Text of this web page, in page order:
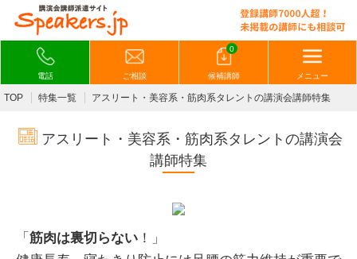
電話 ご相談
0
候補講師 メニュー
TOP 特集一覧 アスリート・美容系・筋肉系タレントの講演会講師特集
アスリート・美容系・筋肉系タレントの講演会
講師特集
「 筋肉は裏切らない ！」